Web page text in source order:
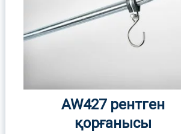
AW427 рентген
қорғанысы